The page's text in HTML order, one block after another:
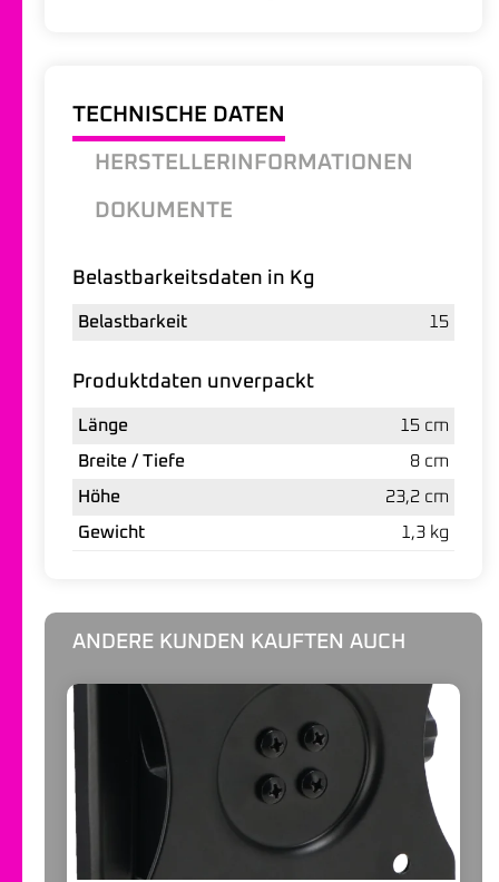
TECHNISCHE DATEN
HERSTELLERINFORMATIONEN
DOKUMENTE
Belastbarkeitsdaten in Kg
Belastbarkeit 15
Produktdaten unverpackt
Länge
15 cm
Breite / Tiefe
8 cm
Höhe
23,2 cm
Gewicht
1,3 kg
ANDERE KUNDEN KAUFTEN AUCH